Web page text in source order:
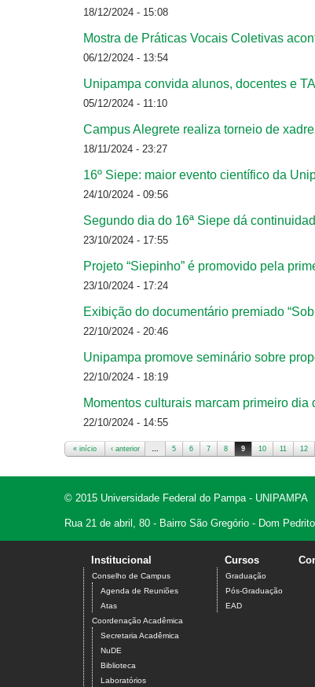
18/12/2024 - 15:08
Mostra de Práticas Vocais Coletivas
06/12/2024 - 13:54
Unipampa convida alunos, docentes e
05/12/2024 - 11:10
Campus Alegrete realiza torneio de
18/11/2024 - 23:27
16º Siepe: maior evento científico da
24/10/2024 - 09:56
Segundo dia do 16ª Siepe dá
23/10/2024 - 17:55
Projeto “Siepinho” é promovido pela
23/10/2024 - 17:24
Exibição do documentário premiado
22/10/2024 - 20:46
Unipampa promove seminário sobre
22/10/2024 - 18:19
Momentos culturais marcam primeiro dia
22/10/2024 - 14:55
« início ‹ anterior 5 6 7 8 9 10 11 12
© 2015 Universidade Federal do Pampa - UNIPAMPA
Rua 21 de abril, 80 - Bairro São Gregório - Dom
Institucional
Conselho de Campus
Agenda de Reuniões
Atas
Coordenação Acadêmica
Secretaria Acadêmica
NuDE
Biblioteca
Laboratórios
Cursos
Graduação
Pós-Graduação
EAD